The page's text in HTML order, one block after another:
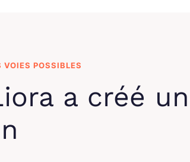
POSSIBLES
a créé